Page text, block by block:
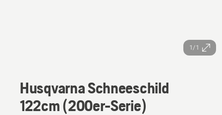
1/1
Husqvarna Schneeschild
122cm (200er-Serie)